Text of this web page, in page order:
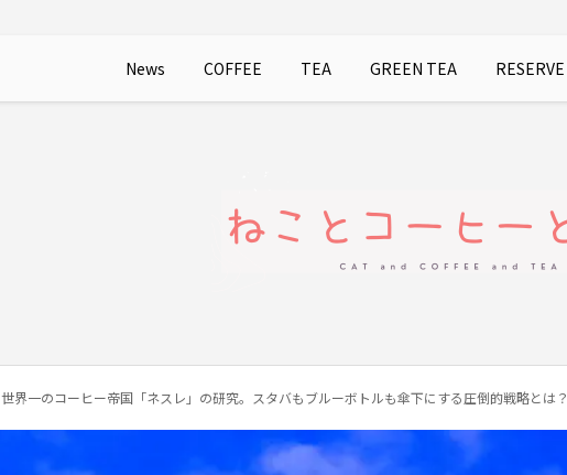
News COFFEE TEA GREEN TEA RESERVE
世界一のコーヒー帝国「ネスレ」の研究。スタバもブルーボトルも傘下にする圧倒的戦略とは？